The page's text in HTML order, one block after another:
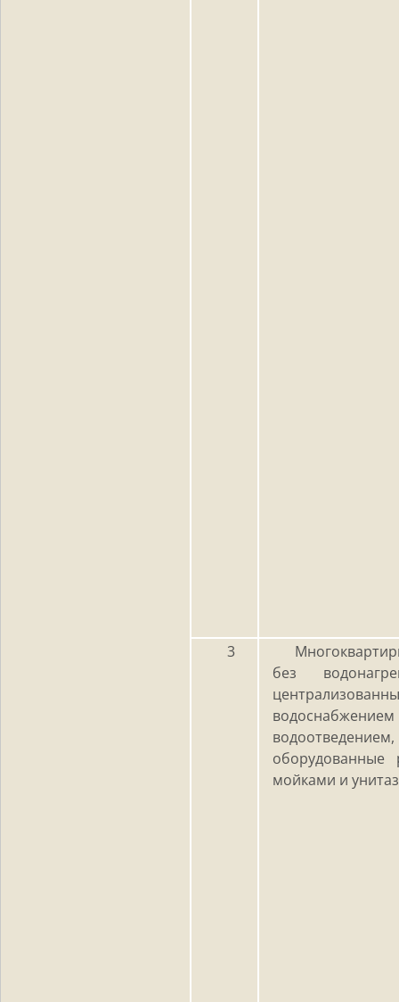
3
без
водоотведением,
оборудованные
мойками и